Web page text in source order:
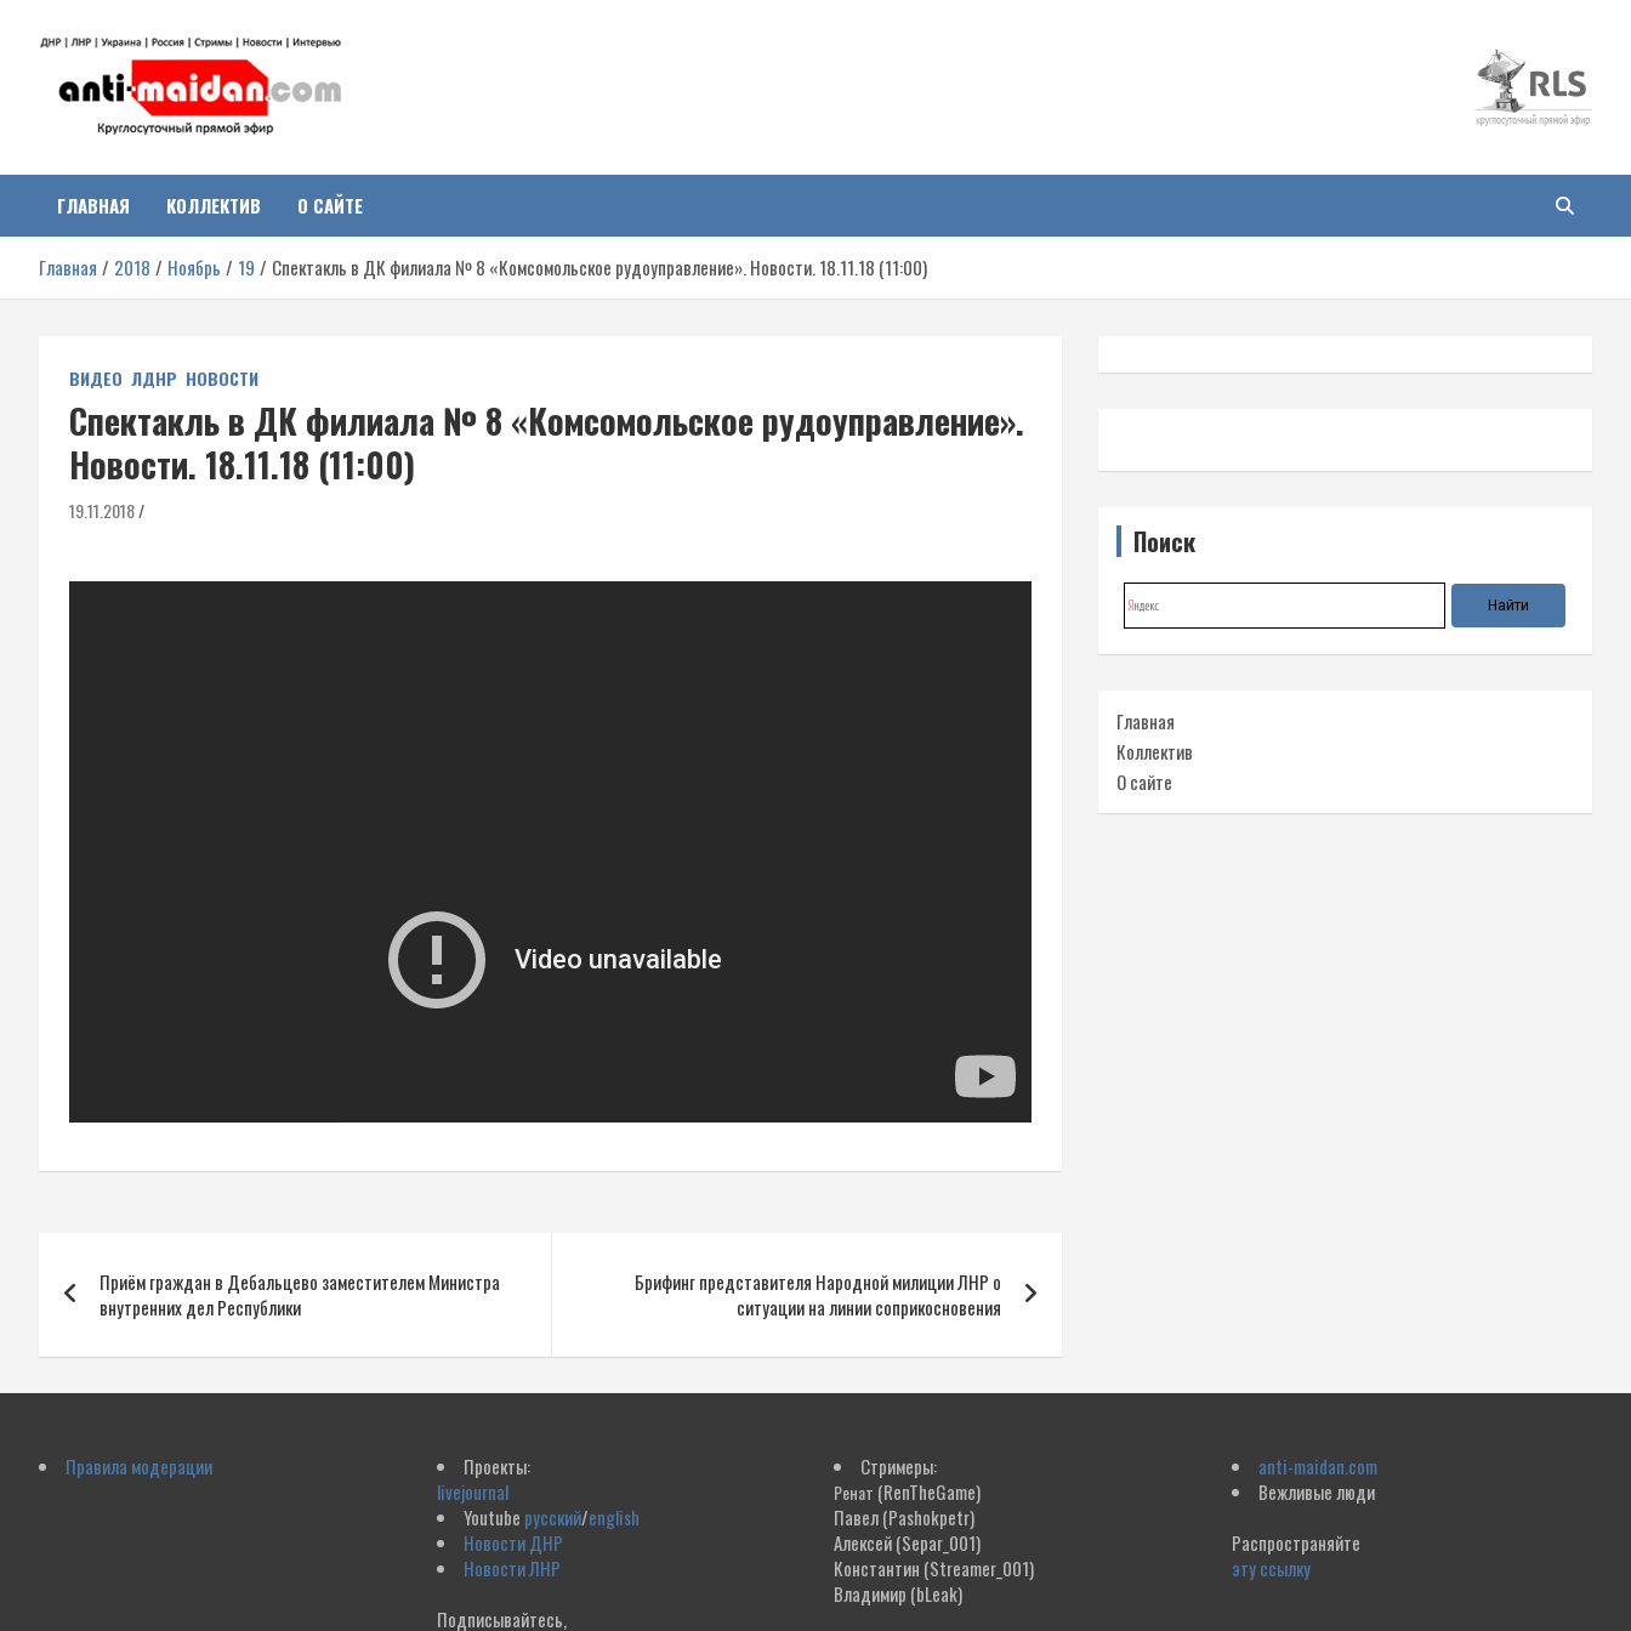
Антимайдан:
Гражданская война на
Украине
о гражданской войне на Украине, включая события в Новороссии,
ДНР, ЛНР и других регионах.
ГЛАВНАЯ КОЛЛЕКТИВ О САЙТЕ
Главная 2018 Ноябрь 19 Спектакль в ДК филиала № 8 «Комсомольское рудоуправление». Новости. 18.11.18 (11:00)
ВИДЕО ЛДНР НОВОСТИ
Спектакль в ДК филиала № 8 «Комсомольское рудоуправление».
Новости. 18.11.18 (11:00)
19.11.2018
по
записям
Приём граждан в Дебальцево заместителем Министра
внутренних дел Республики
Брифинг представителя Народной милиции ЛНР о
ситуации на линии соприкосновения
Поиск
Главная
Коллектив
О сайте
Правила модерации
Проекты:
livejournal
Youtube русский/english
Новости ДНР
Новости ЛНР
Подписывайтесь,
Стримеры:
Ренат (RenTheGame)
Павел(Pashokpetr)
Алексей(Separ_001)
Константин (Streamer_001)
Владимир (bLeak)
anti-maidan.com
Вежливые люди
Распространяйте
эту ссылку